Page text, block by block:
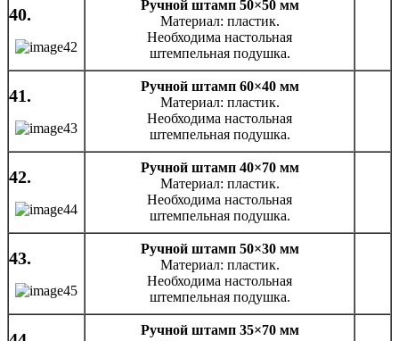
40.
Ручной штамп 50×50 мм
Материал: пластик.
Необходима настольная
штемпельная подушка.
41.
Ручной штамп 60×40 мм
Материал: пластик.
Необходима настольная
штемпельная подушка.
42.
Ручной штамп 40×70 мм
Материал: пластик.
Необходима настольная
штемпельная подушка.
43.
Ручной штамп 50×30 мм
Материал: пластик.
Необходима настольная
штемпельная подушка.
Ручной штамп 35×70 мм